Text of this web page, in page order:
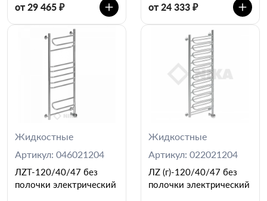
от 29 465 ₽ от 24 333 ₽
Жидкостные
Артикул: 046021204
ЛZT-120/40/47 без
полочки электрический
Жидкостные
Артикул: 022021204
ЛZ (г)-120/40/47 без
полочки электрический